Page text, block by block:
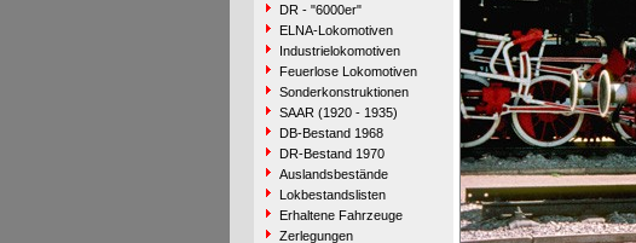
DR - "6000er"
ELNA-Lokomotiven
Industrielokomotiven
Feuerlose Lokomotiven
Sonderkonstruktionen
SAAR (1920 - 1935)
DB-Bestand 1968
DR-Bestand 1970
Auslandsbestände
Lokbestandslisten
Erhaltene Fahrzeuge
Zerlegungen